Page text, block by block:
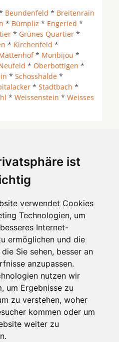
ist
verwendet Cookies
Technologien, um
Internet-
ermöglichen und die
Sie sehen, besser an
anzupassen.
nutzen wir
um Ergebnisse zu
zu verstehen, woher
kommen oder um
weiter zu
Beundenfeld * Breitenrain
* Bümpliz * Engeried *
* Grünes Quartier *
* Kirchenfeld *
* Monbijou *
* Oberbottigen *
* Schosshalde *
* Stadtbach *
* Weissenstein * Weisses
von Bern Bümpliz
Bendlikon *Birmensdorf
*Erlenbach ZH
Kilchberg ZH
Thalwil*Uitikon Waldegg
* Zollikon
* Zollikon Dorf *
* Zurich *Zürich*
in Bern Bümpliz
2026 aktualisiert.